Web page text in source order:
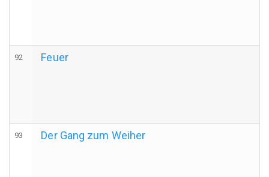
92 Feuer
93 Der Gang zum Weiher